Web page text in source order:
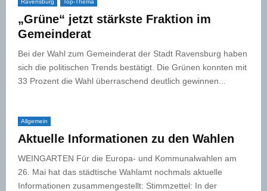
„Grüne“ jetzt stärkste Fraktion im
Gemeinderat
Bei der Wahl zum Gemeinderat der Stadt Ravensburg haben
sich die politischen Trends bestätigt. Die Grünen konnten mit
33 Prozent die Wahl überraschend deutlich gewinnen...
Allgemein
Aktuelle Informationen zu den Wahlen
WEINGARTEN Für die Europa- und Kommunalwahlen am
26. Mai hat das städtische Wahlamt nochmals aktuelle
Informationen zusammengestellt: Stimmzettel: In der